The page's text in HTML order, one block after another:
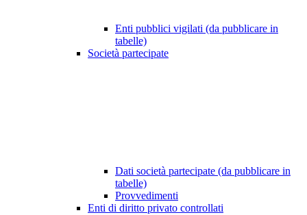
Enti pubblici vigilati (da pubblicare in
tabelle)
Società partecipate
Dati società partecipate (da pubblicare in
tabelle)
Provvedimenti
Enti di diritto privato controllati